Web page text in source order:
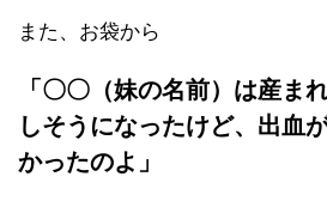
また、お袋から
「〇〇（妹の名前）は産ま
しそうになったけど、出血
かったのよ」